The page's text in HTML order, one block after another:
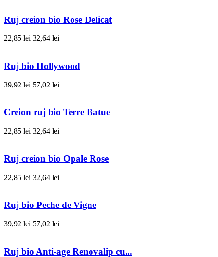
Ruj creion bio Rose Delicat
22,85 lei 32,64 lei
Ruj bio Hollywood
39,92 lei 57,02 lei
Creion ruj bio Terre Batue
22,85 lei 32,64 lei
Ruj creion bio Opale Rose
22,85 lei 32,64 lei
Ruj bio Peche de Vigne
39,92 lei 57,02 lei
Ruj bio Anti-age Renovalip cu...